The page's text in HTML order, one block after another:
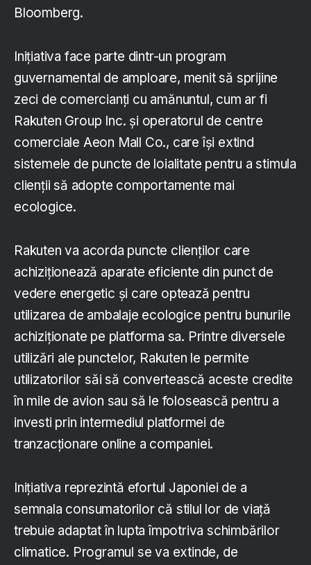
Bloomberg.
Inițiativa face parte dintr-un program
guvernamental de amploare, menit să sprijine
zeci de comercianți cu amănuntul, cum ar fi
Rakuten Group Inc. și operatorul de centre
comerciale Aeon Mall Co., care își extind
sistemele de puncte de loialitate pentru a stimula
clienții să adopte comportamente mai
ecologice.
Rakuten va acorda puncte clienților care
achiziționează aparate eficiente din punct de
vedere energetic și care optează pentru
utilizarea de ambalaje ecologice pentru bunurile
achiziționate pe platforma sa. Printre diversele
utilizări ale punctelor, Rakuten le permite
utilizatorilor săi să convertească aceste credite
în mile de avion sau să le folosească pentru a
investi prin intermediul platformei de
tranzacționare online a companiei.
Inițiativa reprezintă efortul Japoniei de a
semnala consumatorilor că stilul lor de viață
trebuie adaptat în lupta împotriva schimbărilor
climatice. Programul se va extinde, de